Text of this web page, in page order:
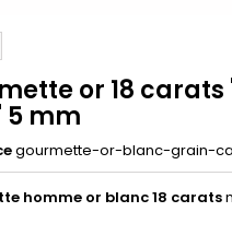
or 18
5 mm
gourmette-or-blanc-grain-
homme or blanc 18 carats